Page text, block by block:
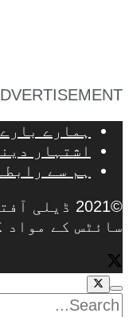
ہمارے
اشتہار
ہم سے
©2021
سائٹس کے مواد